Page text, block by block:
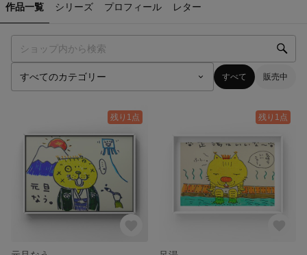
作品一覧 シリーズ プロフィール レター
すべて 販売中
残り1点 残り1点